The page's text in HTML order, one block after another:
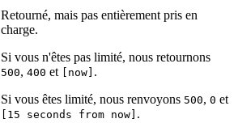
Retourné, mais pas entièrement pris en
charge.
Si vous n'êtes pas limité, nous retournons
500, 400 et [now] .
Si vous êtes limité, nous renvoyons 500, 0 et
[15 seconds from now] .